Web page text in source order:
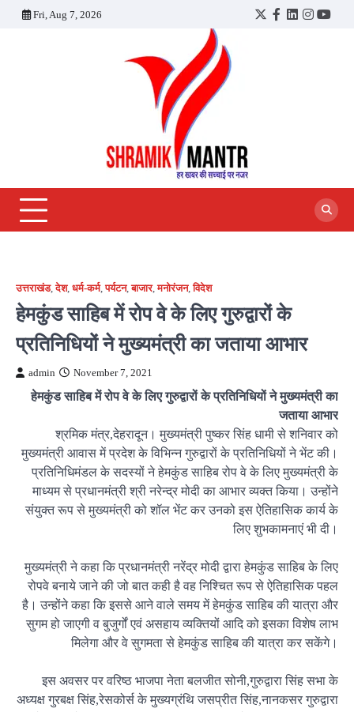
Fri, Aug 7, 2026
Twitter
Facebook
LinkedIn
उत्तराखंड,देश, धर्म-कर्म,पर्यटन,बाजार,मनोरंजन,विदेश
हेमकुंड साहिब में रोप वे के लिए गुरुद्वारों के
प्रतिनिधियों ने मुख्यमंत्री का जताया आभार
admin November 7, 2021
हेमकुंड साहिब में रोप वे के लिए गुरुद्वारों के प्रतिनिधियों ने मुख्यमंत्री का
जताया आभार
श्रमिक मंत्र,देहरादून। मुख्यमंत्री पुष्कर सिंह धामी से शनिवार को
मुख्यमंत्री आवास में प्रदेश के विभिन्न गुरुद्वारों के प्रतिनिधियों ने भेंट की।
प्रतिनिधिमंडल के सदस्यों ने हेमकुंड साहिब रोप वे के लिए मुख्यमंत्री के
माध्यम से प्रधानमंत्री श्री नरेन्द्र मोदी का आभार व्यक्त किया। उन्होंने
संयुक्त रूप से मुख्यमंत्री को शॉल भेंट कर उनको इस ऐतिहासिक कार्य के
लिए शुभकामनाएं भी दी।
मुख्यमंत्री ने कहा कि प्रधानमंत्री नरेंद्र मोदी द्वारा हेमकुंड साहिब के लिए
रोपवे बनाये जाने की जो बात कही है वह निश्चित रूप से ऐतिहासिक पहल
है। उन्होंने कहा कि इससे आने वाले समय में हेमकुंड साहिब की यात्रा और
सुगम हो जाएगी व बुजुर्गों एवं असहाय व्यक्तियों आदि को इसका विशेष लाभ
मिलेगा और वे सुगमता से हेमकुंड साहिब की यात्रा कर सकेंगे।
इस अवसर पर वरिष्ठ भाजपा नेता बलजीत सोनी,गुरुद्वारा सिंह सभा के
अध्यक्ष गुरबक्ष सिंह,रेसकोर्स के मुख्यग्रंथि जसप्रीत सिंह,नानकसर गुरुद्वारा